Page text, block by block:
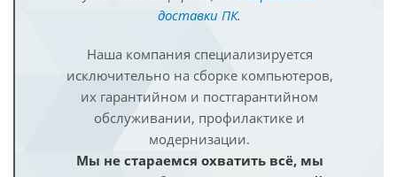
доставки ПК.
Наша компания специализируется
исключительно на сборке компьютеров,
их гарантийном и постгарантийном
обслуживании, профилактике и
модернизации.
Мы не стараемся охватить всё, мы